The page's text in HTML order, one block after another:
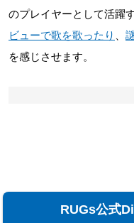
のプレイヤーとして活躍
ビューで歌を歌ったり
を感じさせます。
RUGs公式